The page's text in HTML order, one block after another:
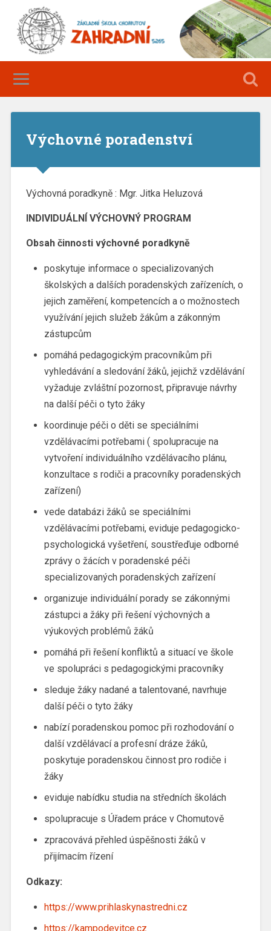
Výchovné poradenství
Výchovná poradkyně : Mgr. Jitka Heluzová
INDIVIDUÁLNÍ VÝCHOVNÝ PROGRAM
Obsah činnosti výchovné poradkyně
poskytuje informace o specializovaných
školských a dalších poradenských zařízeních, o
jejich zaměření, kompetencích a o možnostech
využívání jejich služeb žákům a zákonným
zástupcům
pomáhá pedagogickým pracovníkům při
vyhledávání a sledování žáků, jejichž vzdělávání
vyžaduje zvláštní pozornost, připravuje návrhy
na další péči o tyto žáky
koordinuje péči o děti se speciálními
vzdělávacími potřebami ( spolupracuje na
vytvoření individuálního vzdělávacího plánu,
konzultace s rodiči a pracovníky poradenských
zařízení)
vede databázi žáků se speciálními
vzdělávacími potřebami, eviduje pedagogicko-
psychologická vyšetření, soustřeďuje odborné
zprávy o žácích v poradenské péči
specializovaných poradenských zařízení
organizuje individuální porady se zákonnými
zástupci a žáky při řešení výchovných a
výukových problémů žáků
pomáhá při řešení konfliktů a situací ve škole
ve spolupráci s pedagogickými pracovníky
sleduje žáky nadané a talentované, navrhuje
další péči o tyto žáky
nabízí poradenskou pomoc při rozhodování o
další vzdělávací a profesní dráze žáků,
poskytuje poradenskou činnost pro rodiče i
žáky
eviduje nabídku studia na středních školách
spolupracuje s Úřadem práce v Chomutově
zpracovává přehled úspěšnosti žáků v
přijímacím řízení
Odkazy:
https://www.prihlaskynastredni.cz
https://kampodevitce.cz